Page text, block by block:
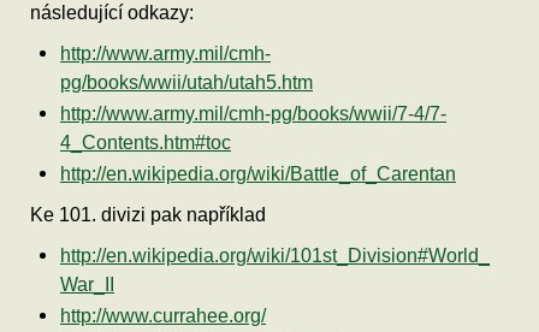
následující odkazy:
http://www.army.mil/cmh-
pg/books/wwii/utah/utah5.htm
http://www.army.mil/cmh-pg/books/wwii/7-4/7-
4_Contents.htm#toc
http://en.wikipedia.org/wiki/Battle_of_Carentan
Ke 101. divizi pak například
http://en.wikipedia.org/wiki/101st_Division#World_
War_II
http://www.currahee.org/